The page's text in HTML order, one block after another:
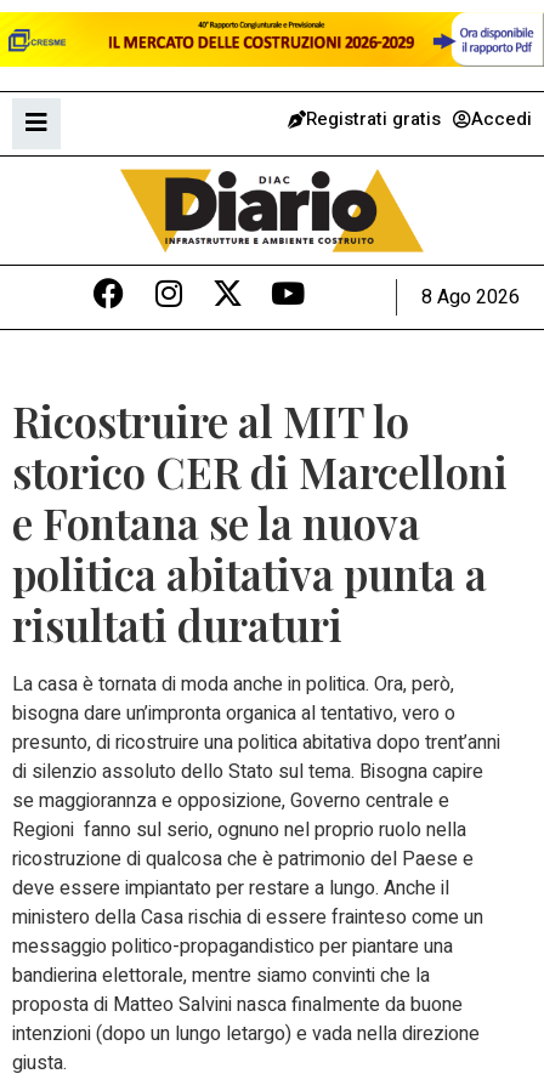
Registrati gratis Accedi
8 Ago 2026
Ricostruire al MIT lo
storico CER di Marcelloni
e Fontana se la nuova
politica abitativa punta a
risultati duraturi
La casa è tornata di moda anche in politica. Ora, però,
bisogna dare un’impronta organica al tentativo, vero o
presunto, di ricostruire una politica abitativa dopo trent’anni
di silenzio assoluto dello Stato sul tema. Bisogna capire
se maggiorannza e opposizione, Governo centrale e
Regioni fanno sul serio, ognuno nel proprio ruolo nella
ricostruzione di qualcosa che è patrimonio del Paese e
deve essere impiantato per restare a lungo. Anche il
ministero della Casa rischia di essere frainteso come un
messaggio politico-propagandistico per piantare una
bandierina elettorale, mentre siamo convinti che la
proposta di Matteo Salvini nasca finalmente da buone
intenzioni (dopo un lungo letargo) e vada nella direzione
giusta.